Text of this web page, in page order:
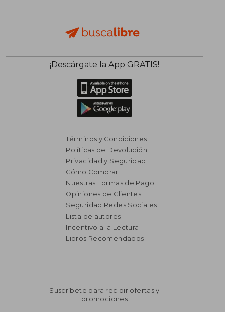
¡Descárgate la App GRATIS!
Términos y Condiciones
Políticas de Devolución
Privacidad y Seguridad
Cómo Comprar
Nuestras Formas de Pago
Opiniones de Clientes
Seguridad Redes Sociales
Lista de autores
Incentivo a la Lectura
Libros Recomendados
Suscríbete para recibir ofertas y
promociones